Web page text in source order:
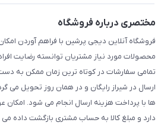
مختصری درباره فروشگاه
فروشگاه آنلاین دیجی پرشین با فراهم آوردن
محصولات مورد نیاز مشتریان توانسته رضایت
تمامی سفارشات در کوتاه ترین زمان ممکن به
ارسال در شیراز رایگان و در همان روز تحویل می
ها با پرداخت هزینه ارسال انجام می شود. امکان
دارد و مبلغ کالا به حساب مشتری بازگشت داده